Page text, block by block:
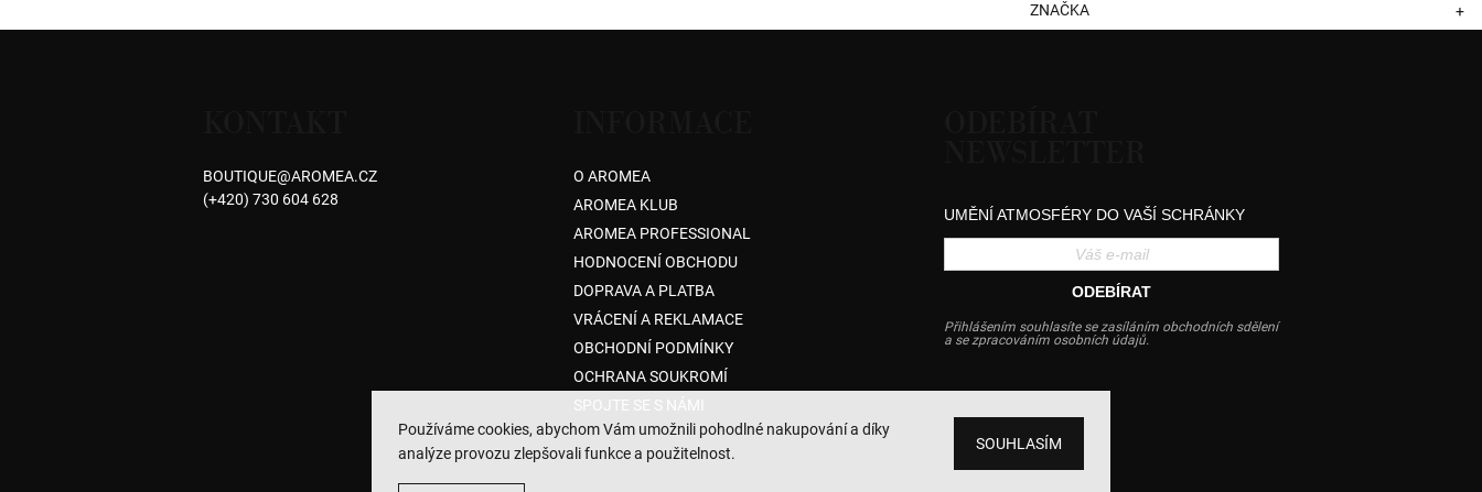
Používáme cookies, abychom Vám umožnili pohodlné nakupování a díky
analýze provozu zlepšovali funkce a použitelnost.
SOUHLASÍM
ZNAČKA +
BOUTIQUE@AROMEA.CZ
(+420) 730 604 628
O AROMEA
AROMEA KLUB
AROMEA PROFESSIONAL
HODNOCENÍ OBCHODU
DOPRAVA A PLATBA
VRÁCENÍ A REKLAMACE
OBCHODNÍ PODMÍNKY
OCHRANA SOUKROMÍ
SPOJTE SE S NÁMI
UMĚNÍ ATMOSFÉRY DO VAŠÍ SCHRÁNKY
ODEBÍRAT
Přihlášením souhlasíte se zasíláním obchodních sdělení
a se zpracováním osobních údajů.